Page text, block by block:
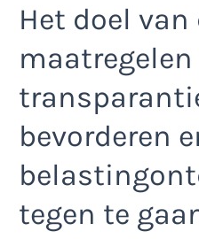
Het doel van
bevorderen
tegen te